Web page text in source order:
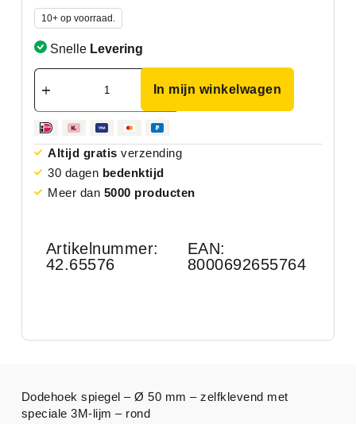
10+ op voorraad.
Snelle Levering
In mijn winkelwagen
Altijd gratis verzending
30 dagen bedenktijd
Meer dan 5000 producten
Artikelnummer:
42.65576
EAN:
8000692655764
Dodehoek spiegel – Ø 50 mm – zelfklevend met
speciale 3M-lijm – rond